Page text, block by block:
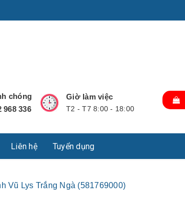
chóng
968 336
Giờ làm việc
T2 - T7 8:00 - 18:00
Liên hệ Tuyển dụng
Vũ Lys Trắng Ngà (581769000)